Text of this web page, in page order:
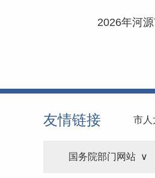
2026年河
友情链接 市人
国务院部门网站